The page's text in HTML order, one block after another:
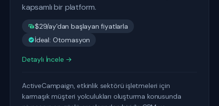
kapsamlı bir platform.
$29/ay'dan başlayan fiyatlarla
İdeal: Otomasyon
Detaylı İncele →
ActiveCampaign, etkinlik sektörü işletmeleri için
karmaşık müşteri yolculukları oluşturma konusunda